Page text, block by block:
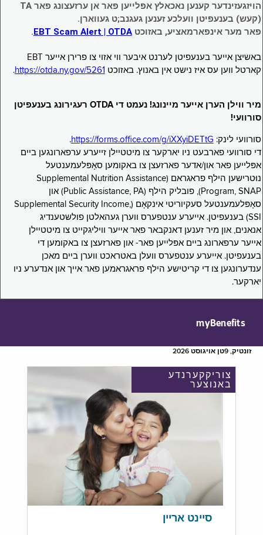
הויזגעזינדער קענען נאכאלץ אפּלייען פאר אן ערזעצונג פאר TA
(קעש) בענעפיטן וועלכע זענען געגנב;ט געווארן.
פאר מער אינפארמאציע, באזוכטEBT Scam Alert | OTDA
.
באשיצן אייער בענעפיטן לערנט איבער ווי אזוי צו פרירן אייער EBT
קארטל ווען עס איז נישט אין באנוץ. באזוכט https://otda.ny.gov/5261
.
מיר ווילן הערן אייער מיינונג! נעמט די OTDA רעגירונג בענעפיטן
סורוועי!
סורוועי לינק: https://forms.office.com/g/iXXyiDETtG
.
די סורוועי פארבעט ניו יארקער צו מיטטיילן זייערע ערפארונגען ביים
אפּלייען פאר און/אדער פארזעצן צו באקומען סאָפּלעמענטעל
נוּטרישען הילף פראגראם (Supplemental Nutrition Assistance
Program, SNAP), פובליק הילף (Public Assistance, PA) און
סאָפּלעמענטעל סעקיוריטי אינקאָם (Supplemental Security Income,
SSI) בענעפיטן. אייערע ענטפערס ווערן געהאלטן פולשטענדיג
אנאנים, און מיר זענען דאנקבאר פאר אייער וויליגקייט צו מיטטיילן
אייער ערפארונג ביים אפּלייען פאר- און פארזעצן צו באקומען די
בענעפיטן. אייערע ענטפערס וועלן באטראכט ווערן ביים מאכן
ענדערונגען צו די קריטישע הילף פראגראמען פאר אייך און אנדערע ניו
יארקער.
myBenefits
זונטיק, 9טן אויגוסט 2026
צוריקקערנדע
באנוצער
סיינט אריין